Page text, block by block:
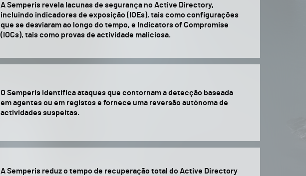
A Semperis revela lacunas de segurança no Active Directory,
incluindo indicadores de exposição (IOEs), tais como configurações
que se desviaram ao longo do tempo, e Indicators of Compromise
(IOCs), tais como provas de actividade maliciosa.
O Semperis identifica ataques que contornam a detecção baseada
em agentes ou em registos e fornece uma reversão autónoma de
actividades suspeitas.
A Semperis reduz o tempo de recuperação total do Active Directory